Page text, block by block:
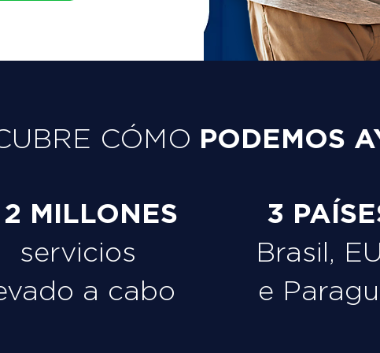
CÓMO PODEMOS
MILLONES
servicios
a cabo
3
Brasil,
e